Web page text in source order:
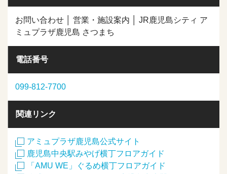
お問い合わせ │ 営業・施設案内 │ JR鹿児島シティ ア
ミュプラザ鹿児島 さつまち
電話番号
099-812-7700
関連リンク
アミュプラザ鹿児島公式サイト
鹿児島中央駅みやげ横丁フロアガイド
「AMU WE」ぐるめ横丁フロアガイド